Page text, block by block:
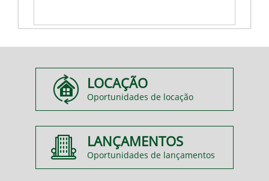
LOCAÇÃO
Oportunidades de locação
LANÇAMENTOS
Oportunidades de lançamentos